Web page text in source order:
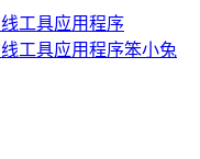
笨小兔